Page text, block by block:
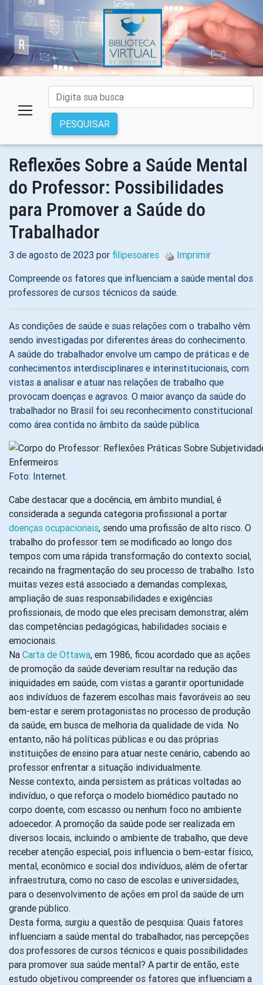
PESQUISAR
Reflexões Sobre a Saúde Mental
do Professor: Possibilidades
para Promover a Saúde do
Trabalhador
3 de agosto de 2023 por filipesoares
Imprimir
Compreende os fatores que influenciam a saúde mental dos
professores de cursos técnicos da saúde.
As condições de saúde e suas relações com o trabalho vêm
sendo investigadas por diferentes áreas do conhecimento.
A saúde do trabalhador envolve um campo de práticas e de
conhecimentos interdisciplinares e interinstitucionais, com
vistas a analisar e atuar nas relações de trabalho que
provocam doenças e agravos. O maior avanço da saúde do
trabalhador no Brasil foi seu reconhecimento constitucional
como área contida no âmbito da saúde pública.
Foto: Internet.
Cabe destacar que a docência, em âmbito mundial, é
considerada a segunda categoria profissional a portar
doenças ocupacionais, sendo uma profissão de alto risco. O
trabalho do professor tem se modificado ao longo dos
tempos com uma rápida transformação do contexto social,
recaindo na fragmentação do seu processo de trabalho. Isto
muitas vezes está associado a demandas complexas,
ampliação de suas responsabilidades e exigências
profissionais, de modo que eles precisam demonstrar, além
das competências pedagógicas, habilidades sociais e
emocionais.
Na Carta de Ottawa, em 1986, ficou acordado que as ações
de promoção da saúde deveriam resultar na redução das
iniquidades em saúde, com vistas a garantir oportunidade
aos indivíduos de fazerem escolhas mais favoráveis ao seu
bem-estar e serem protagonistas no processo de produção
da saúde, em busca de melhoria da qualidade de vida. No
entanto, não há políticas públicas e ou das próprias
instituições de ensino para atuar neste cenário, cabendo ao
professor enfrentar a situação individualmente.
Nesse contexto, ainda persistem as práticas voltadas ao
indivíduo, o que reforça o modelo biomédico pautado no
corpo doente, com escasso ou nenhum foco no ambiente
adoecedor. A promoção da saúde pode ser realizada em
diversos locais, incluindo o ambiente de trabalho, que deve
receber atenção especial, pois influencia o bem-estar físico,
mental, econômico e social dos indivíduos, além de ofertar
infraestrutura, como no caso de escolas e universidades,
para o desenvolvimento de ações em prol da saúde de um
grande público.
Desta forma, surgiu a questão de pesquisa: Quais fatores
influenciam a saúde mental do trabalhador, nas percepções
dos professores de cursos técnicos e quais possibilidades
para promover sua saúde mental? A partir de então, este
estudo objetivou compreender os fatores que influenciam a